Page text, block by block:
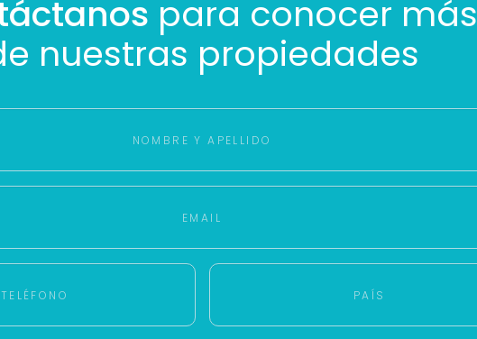
para conocer más
nuestras propiedades